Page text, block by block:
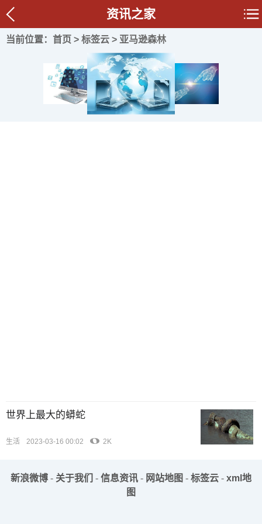
资讯之家
当前位置： 首页 > 标签云 > 亚马逊森林
世界上最大的蟒蛇
生活 2023-03-16 00:02 2K
新浪微博 - 关于我们 - 信息资讯 - 网站地图 - 标签云 - xml地
图